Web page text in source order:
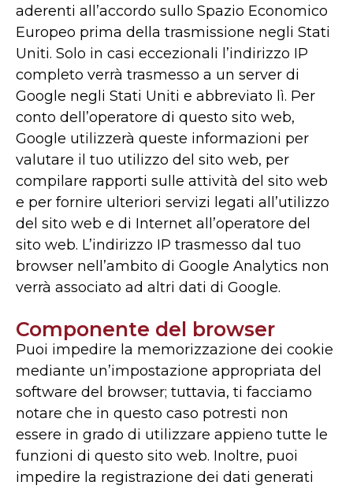
aderenti all’accordo sullo Spazio Economico
Europeo prima della trasmissione negli Stati
Uniti. Solo in casi eccezionali l’indirizzo IP
completo verrà trasmesso a un server di
Google negli Stati Uniti e abbreviato lì. Per
conto dell’operatore di questo sito web,
Google utilizzerà queste informazioni per
valutare il tuo utilizzo del sito web, per
compilare rapporti sulle attività del sito web
e per fornire ulteriori servizi legati all’utilizzo
del sito web e di Internet all’operatore del
sito web. L’indirizzo IP trasmesso dal tuo
browser nell’ambito di Google Analytics non
verrà associato ad altri dati di Google.
Componente del browser
Puoi impedire la memorizzazione dei cookie
mediante un’impostazione appropriata del
software del browser; tuttavia, ti facciamo
notare che in questo caso potresti non
essere in grado di utilizzare appieno tutte le
funzioni di questo sito web. Inoltre, puoi
impedire la registrazione dei dati generati